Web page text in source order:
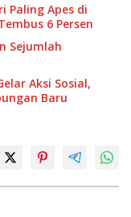
Paling Apes di
6 Persen
Sejumlah
Aksi Sosial,
Baru